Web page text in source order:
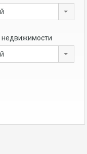
недвижимости